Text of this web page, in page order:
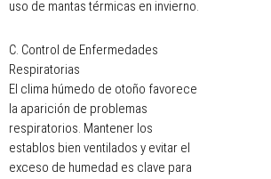
uso de mantas térmicas en invierno.
C. Control de Enfermedades
Respiratorias
El clima húmedo de otoño favorece
la aparición de problemas
respiratorios. Mantener los
establos bien ventilados y evitar el
exceso de humedad es clave para